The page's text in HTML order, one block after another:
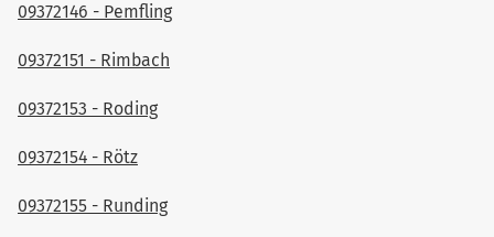
09372146 - Pemfling
09372151 - Rimbach
09372153 - Roding
09372154 - Rötz
09372155 - Runding